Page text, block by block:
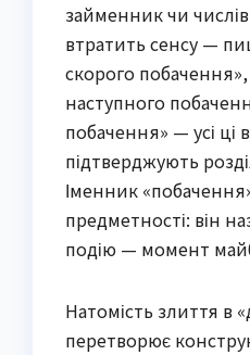
займенник чи
втратить сенсу —
скорого
наступного
побачення» — усі ці
підтверджують
Іменник
предметності: він
подію — момент
Натомість злиття в
перетворює